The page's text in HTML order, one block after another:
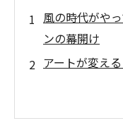
風の時代がや
ンの幕開け
アートが変え
心を豊かにす